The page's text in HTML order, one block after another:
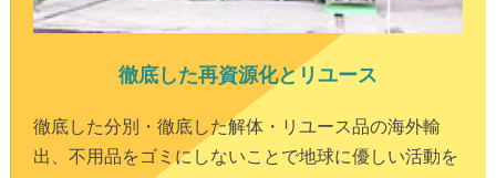
徹底した再資源化とリユース
徹底した分別・徹底した解体・リユース品の海外輸
出、不用品をゴミにしないことで地球に優しい活動を